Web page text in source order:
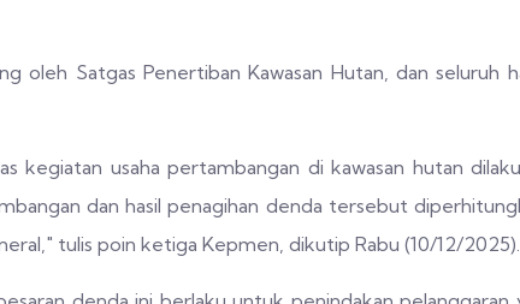
oleh Satgas Penertiban Kawasan Hutan, dan seluruh
kegiatan usaha pertambangan di kawasan hutan
dan hasil penagihan denda tersebut
tulis poin ketiga Kepmen, dikutip Rabu (10/12/2025).